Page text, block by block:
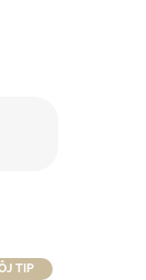
TIP